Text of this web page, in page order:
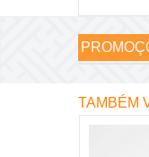
TAMBÉM